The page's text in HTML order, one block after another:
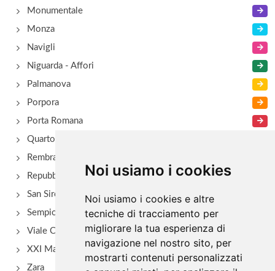
Noi usiamo i cookies
Noi usiamo i cookies e altre
tecniche di tracciamento per
migliorare la tua esperienza di
navigazione nel nostro sito, per
mostrarti contenuti personalizzati
Monumentale
Monza
Navigli
Niguarda - Affori
Palmanova
Porpora
Porta Romana
Quarto Oggiaro
Rembrant
Repubblica
San Siro - Via Novara
Sempione
Viale Certosa
XXI Marzo
Zara